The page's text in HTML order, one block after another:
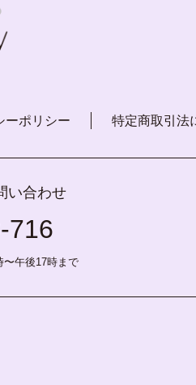
ーポリシー 特定商取引法
い合わせ
716
午後17時まで